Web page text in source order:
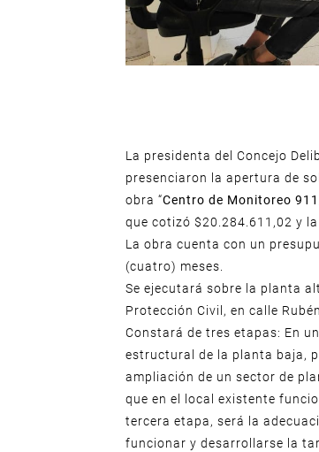
La presidenta del Concejo
presenciaron la apertura de
obra “Centro de Monitoreo
que cotizó $20.284.611,02 y la
La obra cuenta con un
(cuatro) meses.
Se ejecutará sobre la planta
Protección Civil, en calle
Constará de tres etapas: En
estructural de la planta baja,
ampliación de un sector de
que en el local existente
tercera etapa, será la
funcionar y desarrollarse la